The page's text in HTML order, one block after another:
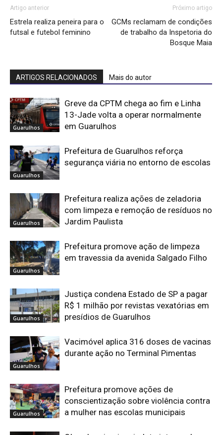
Artigo anterior
Estrela realiza peneira para o
futsal e futebol feminino
Próximo artigo
GCMs reclamam de condições
de trabalho da Inspetoria do
Bosque Maia
ARTIGOS RELACIONADOS Mais do autor
Guarulhos
Greve da CPTM chega ao fim e Linha
13-Jade volta a operar normalmente
em Guarulhos
Guarulhos
Prefeitura de Guarulhos reforça
segurança viária no entorno de escolas
Guarulhos
Prefeitura realiza ações de zeladoria
com limpeza e remoção de resíduos no
Jardim Paulista
Guarulhos
Prefeitura promove ação de limpeza
em travessia da avenida Salgado Filho
Guarulhos
Justiça condena Estado de SP a pagar
R$ 1 milhão por revistas vexatórias em
presídios de Guarulhos
Guarulhos
Vacimóvel aplica 316 doses de vacinas
durante ação no Terminal Pimentas
Guarulhos
Prefeitura promove ações de
conscientização sobre violência contra
a mulher nas escolas municipais